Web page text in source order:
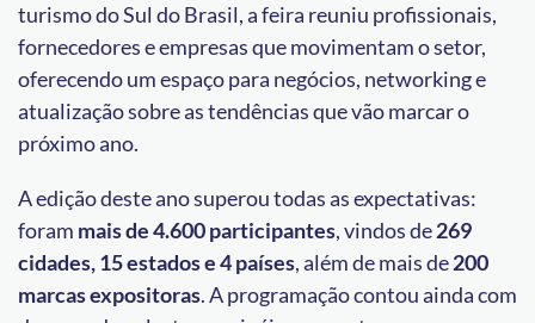
turismo do Sul do Brasil, a feira reuniu profissionais,
fornecedores e empresas que movimentam o setor,
oferecendo um espaço para negócios, networking e
atualização sobre as tendências que vão marcar o
próximo ano.
A edição deste ano superou todas as expectativas:
foram mais de 4.600 participantes, vindos de269
cidades, 15 estados e 4 países, além de mais de200
marcas expositoras. A programação contou ainda com